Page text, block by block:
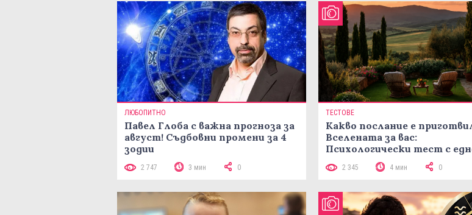
ЛЮБОПИТНО
Павел Глоба с важна прогноза за
август! Съдбовни промени за 4
зодии
2 747 3 мин 0
ТЕСТОВЕ
Какво послание е
Вселената за вас:
Психологически тест с
2 345 4 мин 0